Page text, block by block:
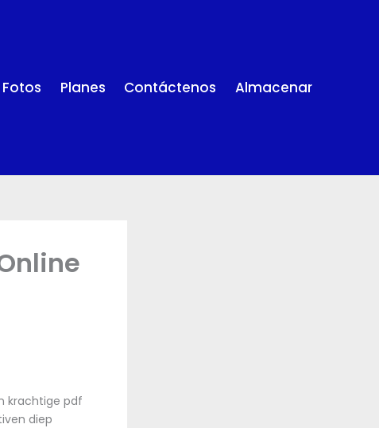
Fotos Planes Contáctenos Almacenar
krachtige pdf
diep